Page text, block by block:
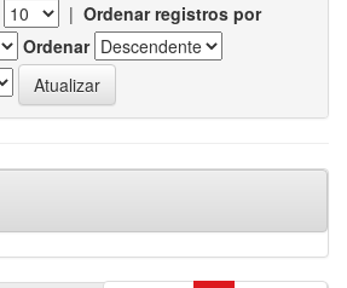
| Ordenar registros por
Ordenar